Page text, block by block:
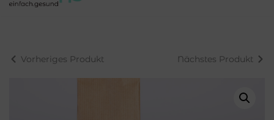
Inhalt
Vorheriges Produkt Nächstes Produkt